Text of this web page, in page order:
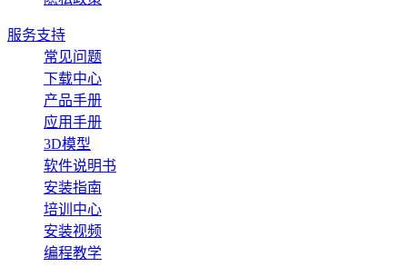
服务支持
常见问题
下载中心
产品手册
应用手册
3D模型
软件说明书
安装指南
培训中心
安装视频
编程教学